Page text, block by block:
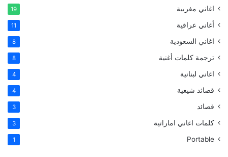
اغاني مغربية 19
أغاني عراقية 11
اغاني السعودية 8
ترجمة كلمات أغنية 8
اغاني لبنانية 4
قصائد شيعية 4
قصائد 3
كلمات اغاني اماراتية 3
Portable
1